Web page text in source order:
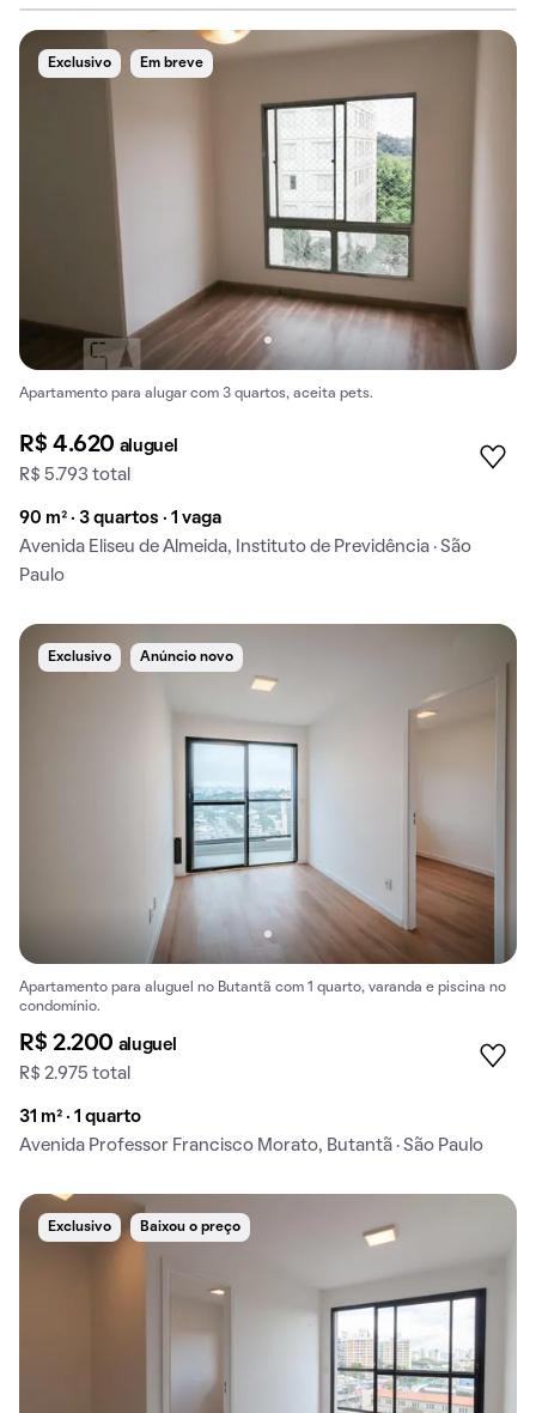
Exclusivo Em breve
Apartamento para alugar com 3 quartos, aceita pets.
R$ 4.620 aluguel
R$ 5.793 total
90 m² · 3 quartos · 1 vaga
Avenida Eliseu de Almeida, Instituto de Previdência · São
Paulo
Exclusivo Anúncio novo
Apartamento para aluguel no Butantã com 1 quarto, varanda e piscina no
condomínio.
R$ 2.200 aluguel
R$ 2.975 total
31 m² · 1 quarto
Avenida Professor Francisco Morato, Butantã · São Paulo
Exclusivo Baixou o preço